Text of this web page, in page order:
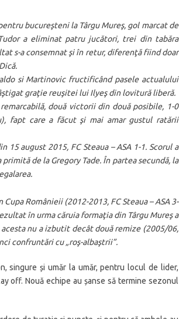
bucureşteni la Târgu Mureş, gol marcat de
a eliminat patru jucători, trei din tabăra
s-a consemnat şi în retur, diferenţă fiind doar
si Martinovic fructificând pasele actualului
graţie reuşitei lui Ilyeş din lovitură liberă.
două victorii din două posibile, 1-0
fapt care a făcut şi mai amar gustul ratării
august 2015, FC Steaua – ASA 1-1. Scorul a
de la Gregory Tade. În partea secundă, la
Românieii (2012-2013, FC Steaua – ASA 3-
în urma căruia formaţia din Târgu Mureş a
nu a izbutit decât două remize (2005/06,
confruntări cu „roş-albaştrii”.
singure și umăr la umăr, pentru locul de lider,
off. Nouă echipe au șanse să termine sezonul